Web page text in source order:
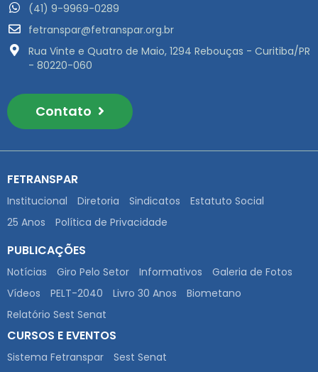
(41) 9-9969-0289
fetranspar@fetranspar.org.br
Rua Vinte e Quatro de Maio, 1294 Rebouças - Curitiba/PR
- 80220-060
Contato
FETRANSPAR
Institucional Diretoria Sindicatos
Estatuto Social
25 Anos
Política de Privacidade
PUBLICAÇÕES
Notícias Giro Pelo Setor Informativos
Galeria de Fotos
Vídeos
PELT-2040 Livro 30 Anos
Biometano
Relatório Sest Senat
CURSOS E EVENTOS
Sistema Fetranspar Sest Senat